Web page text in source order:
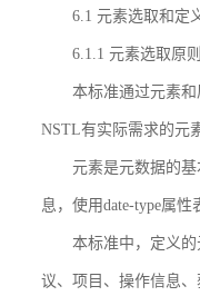
6.1 元素选取和定
6.1.1 元素选取原
本标准通过元素
NSTL有实际需求的元
元素是元数据的
息，使用date-type属
本标准中，定义
议、项目、操作信息